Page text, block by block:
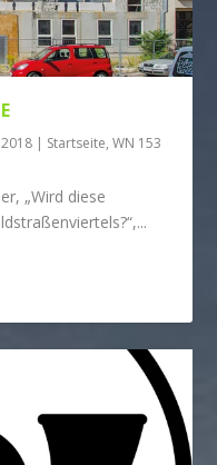
| Startseite,WN 153
„Wird diese